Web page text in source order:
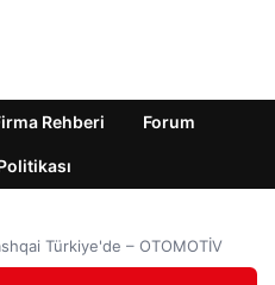
Rehberi Forum
Türkiye'de – OTOMOTİV